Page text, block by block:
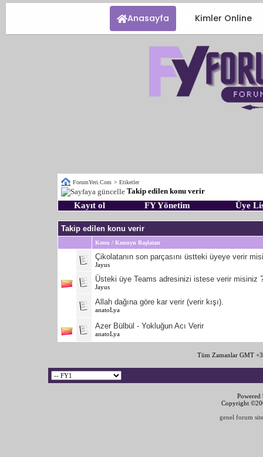
Anasayfa Kimler Online
ForumYeri.Com > Etiketler
Takip edilen konu verir
Kayıt ol FY Yönetim Üye
Takip edilen konu verir
Konu / Konuyu Başlatan
Çikolatanın son parçasını üstteki üyeye verir
Jayus
Üsteki üye Teams adresinizi istese verir misiniz
Jayus
Allah dağına göre kar verir (verir kışı).
anatoLya
Azer Bülbül - Yokluğun Acı Verir
anatoLya
Tüm Zamanlar GMT
Copyright
genel forum